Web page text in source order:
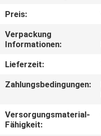
TRETEN
SIE
MIT
UNS
IN
VERBINDUNG
NACHRICHTEN
Preis:
Verpackung
Informationen:
Lieferzeit:
Zahlungsbedingungen:
Versorgungsmaterial-
Fähigkeit: